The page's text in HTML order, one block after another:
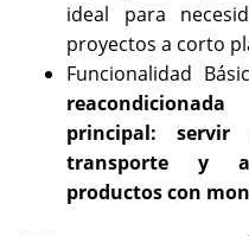
ideal para
proyectos a corto
Funcionalidad
principal:
transporte y
productos con